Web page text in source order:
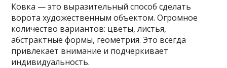
Ковка — это выразительный способ сделать
ворота художественным объектом. Огромное
количество вариантов: цветы, листья,
абстрактные формы, геометрия. Это всегда
привлекает внимание и подчеркивает
индивидуальность.